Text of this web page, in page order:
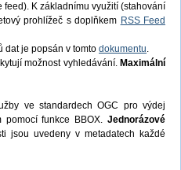
K základnímu využití (stahování
prohlížeč s doplňkem RSS Feed
dat je popsán v tomto dokumentu.
možnost vyhledávání. Maximální
ve standardech OGC pro výdej
pomocí funkce BBOX. Jednorázové
jsou uvedeny v metadatech každé